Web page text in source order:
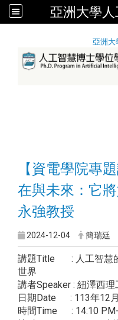
亞洲大學人
亞洲大
【資電學院專
在與未來：它
永強教授
2024-12-04 簡瑞廷
講題Title : 人工智慧
世界
講者Speaker : 紐澤西
日期Date : 113年12
時間Time : 14:10 PM-